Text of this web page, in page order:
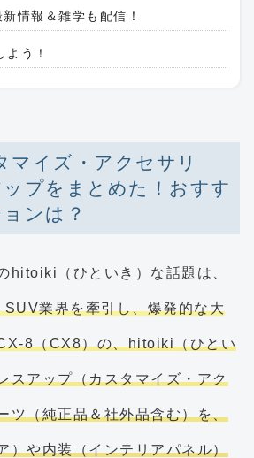
情報＆雑学も配信！
う！
マイズ・アクセサリ
プをまとめた！おすす
ンは？
hitoiki（ひといき）な話題は、
業界を牽引し、爆発的な大
8（CX8）の、hitoiki（ひとい
スアップ（カスタマイズ・アク
ツ（純正品＆社外品含む）を、
）や内装（インテリアパネル）